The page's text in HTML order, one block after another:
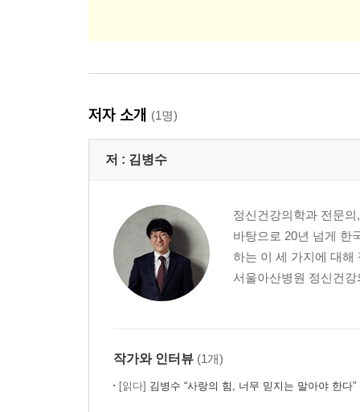
저자 소개 (1명)
저 : 김병수
정신건강의학과 전문
바탕으로 20년 넘게 한
하는 이 세 가지에 대해
서울아산병원 정신건
작가와 인터뷰 (1개)
[읽다] 김병수 “사랑의 힘, 너무 믿지는 말아야 한다”